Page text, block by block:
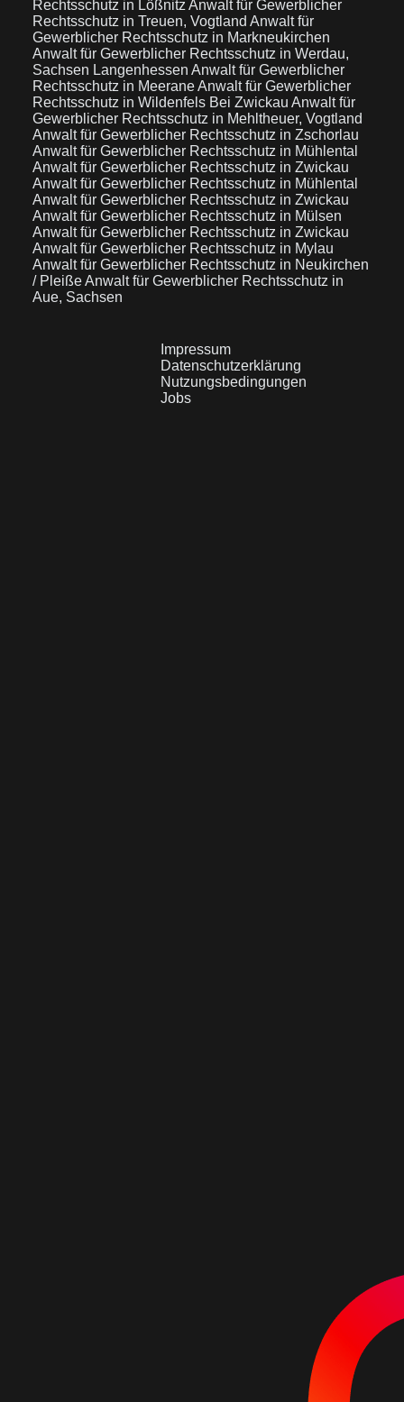
Rechtsschutz in Lößnitz Anwalt für Gewerblicher
Rechtsschutz in Treuen, Vogtland Anwalt für
Gewerblicher Rechtsschutz in Markneukirchen
Anwalt für Gewerblicher Rechtsschutz in Werdau,
Sachsen Langenhessen Anwalt für Gewerblicher
Rechtsschutz in MeeraneAnwalt für Gewerblicher
Rechtsschutz in Wildenfels Bei Zwickau Anwalt für
Gewerblicher Rechtsschutz in Mehltheuer, Vogtland
Anwalt für Gewerblicher Rechtsschutz in Zschorlau
Anwalt für Gewerblicher Rechtsschutz in Mühlental
Anwalt für Gewerblicher Rechtsschutz in Zwickau
Anwalt für Gewerblicher Rechtsschutz in Mühlental
Anwalt für Gewerblicher Rechtsschutz in Zwickau
Anwalt für Gewerblicher Rechtsschutz in Mülsen
Anwalt für Gewerblicher Rechtsschutz in Zwickau
Anwalt für Gewerblicher Rechtsschutz in Mylau
Anwalt für Gewerblicher Rechtsschutz in Neukirchen
/ PleißeAnwalt für Gewerblicher Rechtsschutz in
Aue, Sachsen
Impressum
Datenschutzerklärung
Nutzungsbedingungen
Jobs